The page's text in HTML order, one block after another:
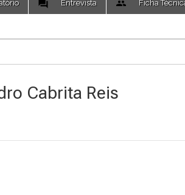
Entrevista Ficha
Cabrita Reis